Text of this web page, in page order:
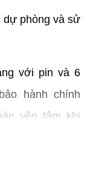
dự phòng và sử
với pin và 6
hành chính
yên tâm khi